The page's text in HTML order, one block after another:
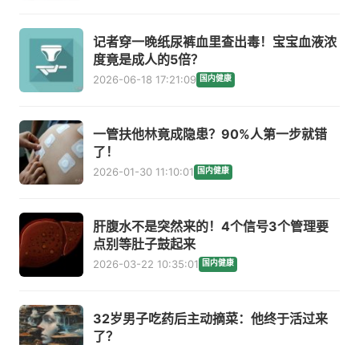
记者穿一晚纸尿裤血里查出毒！宝宝血液浓
度竟是成人的5倍？
2026-06-18 17:21:09 国内健康
一管扶他林竟成隐患？90%人第一步就错
了！
2026-01-30 11:10:01 国内健康
肝腹水不是突然来的！4个信号3个管理要
点别等肚子鼓起来
2026-03-22 10:35:01 国内健康
32岁男子吃药后主动摘菜：他终于活过来
了？